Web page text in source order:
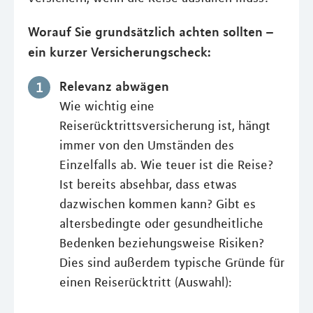
Worauf Sie grundsätzlich achten sollten –
ein kurzer Versicherungscheck:
Relevanz abwägen
Wie wichtig eine
Reiserücktrittsversicherung ist, hängt
immer von den Umständen des
Einzelfalls ab. Wie teuer ist die Reise?
Ist bereits absehbar, dass etwas
dazwischen kommen kann? Gibt es
altersbedingte oder gesundheitliche
Bedenken beziehungsweise Risiken?
Dies sind außerdem typische Gründe für
einen Reiserücktritt (Auswahl):